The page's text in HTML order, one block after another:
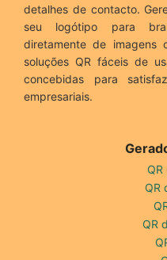
detalhes de contacto.
seu logótipo para
diretamente de imagens
soluções QR fáceis de
concebidas para
empresariais.
QR
QR
QR